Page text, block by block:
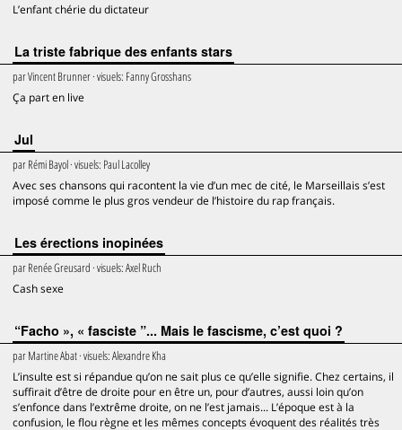
L’enfant chérie du dictateur
La triste fabrique des enfants stars
parVincent Brunner· visuels: Fanny Grosshans
Ça part en live
Jul
parRémi Bayol· visuels: Paul Lacolley
Avec ses chansons qui racontent la vie d’un mec de cité, le Marseillais s’est
imposé comme le plus gros vendeur de l’histoire du rap français.
Les érections inopinées
parRenée Greusard · visuels:Axel Ruch
Cash sexe
“Facho », « fasciste ”... Mais le fascisme, c’est quoi ?
parMartine Abat· visuels:Alexandre Kha
L’insulte est si répandue qu’on ne sait plus ce qu’elle signifie. Chez certains, il
suffirait d’être de droite pour en être un, pour d’autres, aussi loin qu’on
s’enfonce dans l’extrême droite, on ne l’est jamais... L’époque est à la
confusion, le flou règne et les mêmes concepts évoquent des réalités très